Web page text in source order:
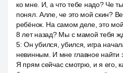
ко мне. И, а что тебе надо? Че
понял. Алле, че это мой скин?
ребёнок. На самом деле, это
8 лет назад? Мы с мамой тебя
5:Он убился, убился, игра
невинным. И мне главное найти
Я прям сейчас смотрю, и я его,